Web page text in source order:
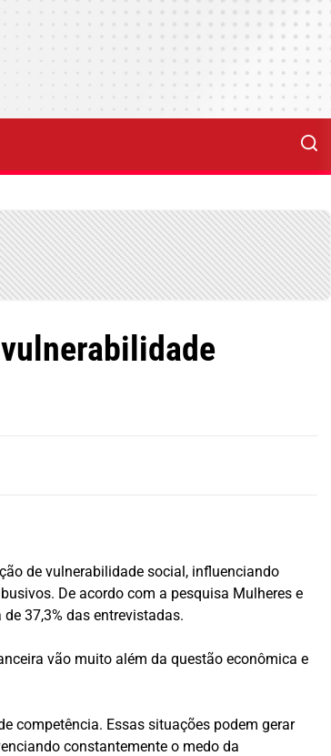
de vulnerabilidade social, influenciando
De acordo com a pesquisa Mulheres e
37,3% das entrevistadas.
vão muito além da questão econômica e
competência. Essas situações podem gerar
constantemente o medo da